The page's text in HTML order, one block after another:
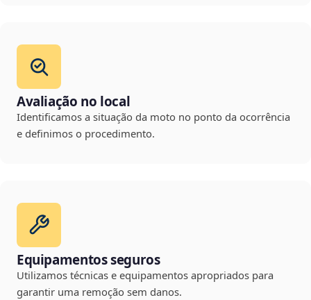
Avaliação no local
Identificamos a situação da moto no ponto da ocorrência
e definimos o procedimento.
Equipamentos seguros
Utilizamos técnicas e equipamentos apropriados para
garantir uma remoção sem danos.